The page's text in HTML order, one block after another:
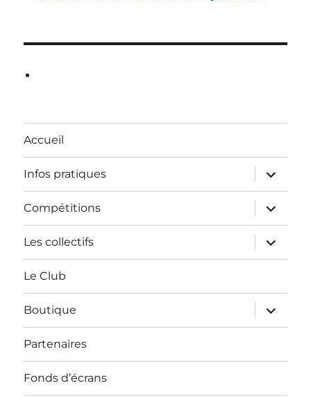
Accueil
Infos pratiques
ouvrir
le
sous-
menu
Compétitions
ouvrir
le
sous-
menu
Les collectifs
ouvrir
le
sous-
Le Club
Boutique
ouvrir
le
sous-
Partenaires
Fonds d’écrans